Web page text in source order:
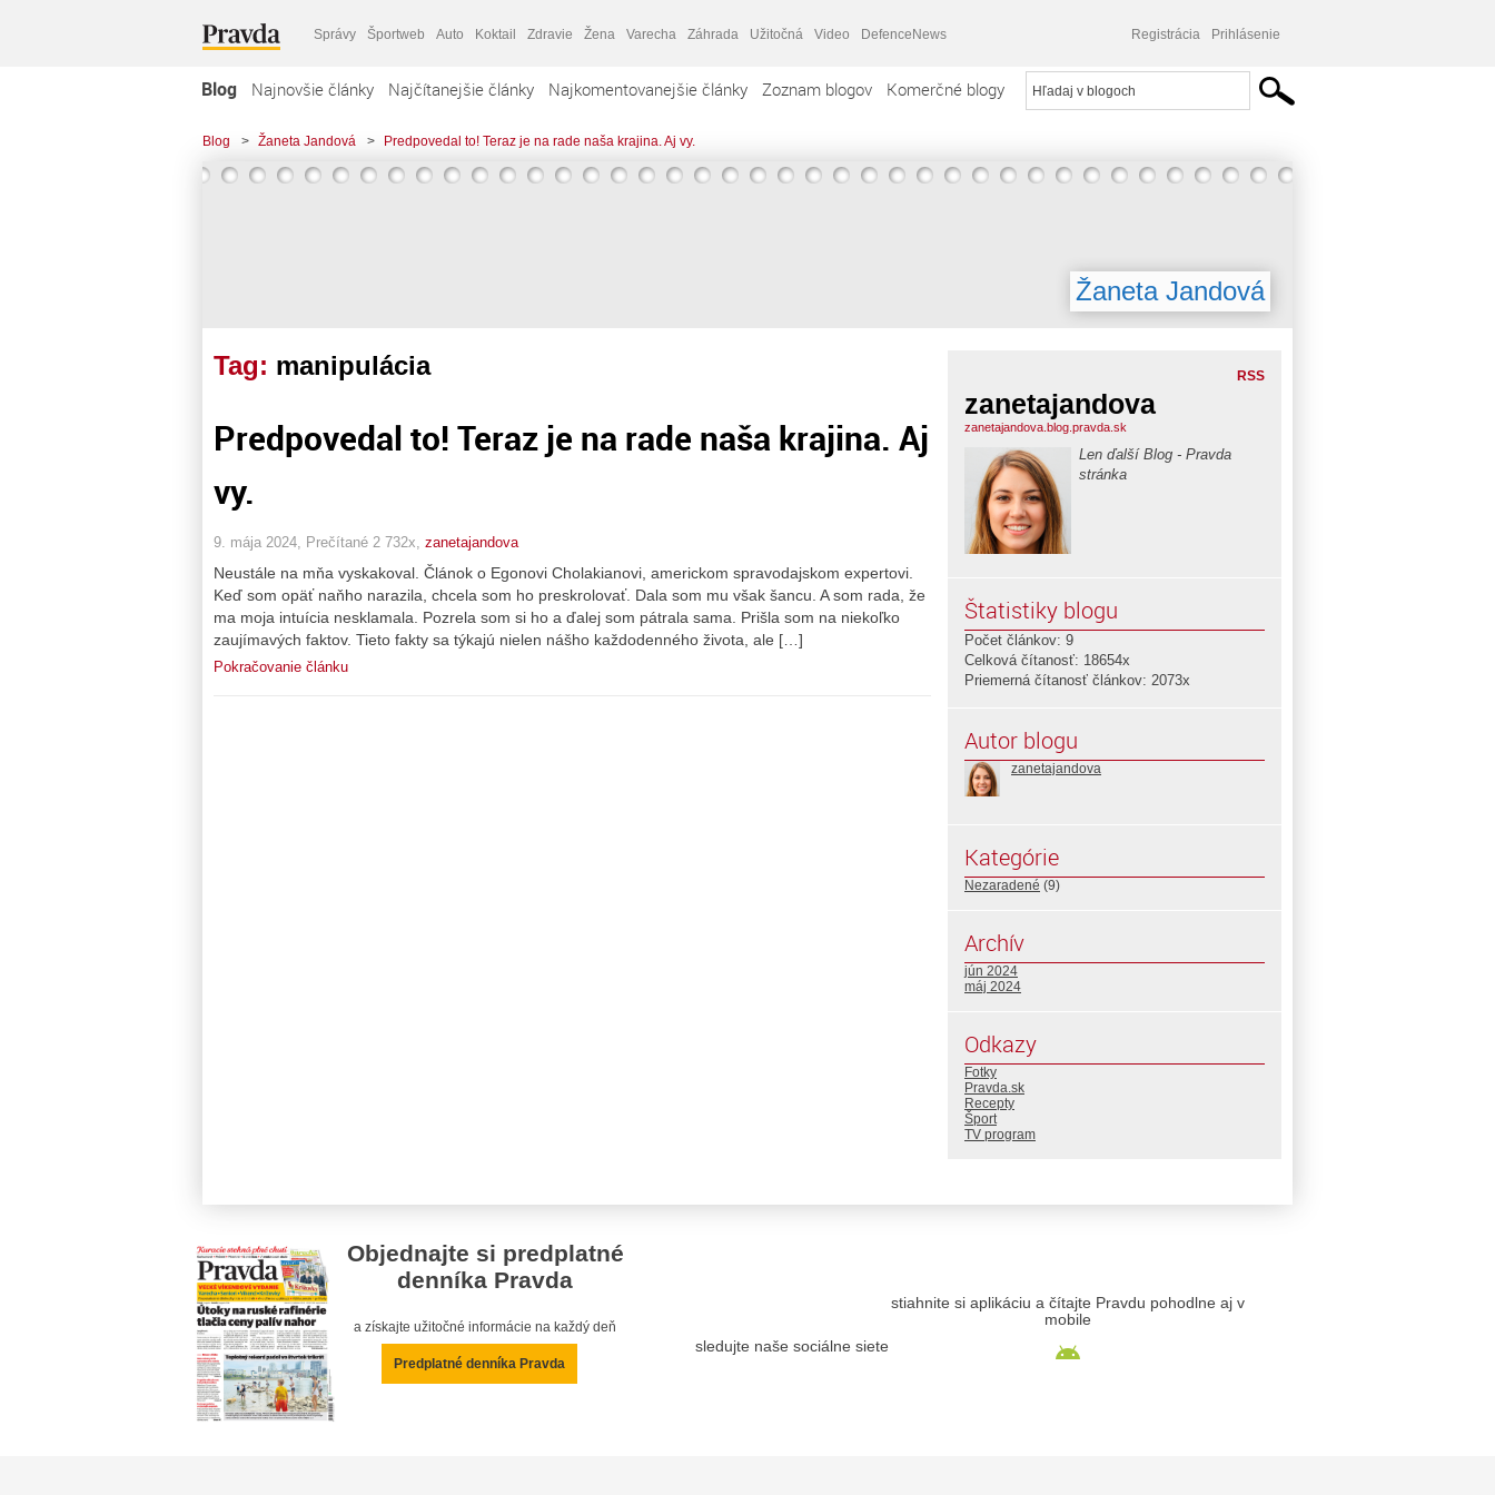
Správy Športweb Auto Koktail Zdravie Žena Varecha Záhrada Užitočná Video DefenceNews Registrácia Prihlásenie
Blog Najnovšie články Najčítanejšie články Najkomentovanejšie články Zoznam blogov Komerčné blogy
Blog > Žaneta Jandová > Predpovedal to! Teraz je na rade naša krajina. Aj vy.
Žaneta Jandová
Tag: manipulácia
Predpovedal to! Teraz je na rade naša krajina. Aj
vy.
9. mája 2024, Prečítané 2 732x, zanetajandova
Neustále na mňa vyskakoval. Článok o Egonovi Cholakianovi, americkom spravodajskom expertovi.
Keď som opäť naňho narazila, chcela som ho preskrolovať. Dala som mu však šancu. A som rada, že
ma moja intuícia nesklamala. Pozrela som si ho a ďalej som pátrala sama. Prišla som na niekoľko
zaujímavých faktov. Tieto fakty sa týkajú nielen nášho každodenného života, ale […]
Pokračovanie článku
RSS
zanetajandova
zanetajandova.blog.pravda.sk
Len ďalší Blog - Pravda
stránka
Štatistiky blogu
Počet článkov: 9
Celková čítanosť: 18654x
Priemerná čítanosť článkov: 2073x
Autor blogu
zanetajandova
Kategórie
Nezaradené (9)
Archív
jún 2024
máj 2024
Odkazy
Fotky
Pravda.sk
Recepty
Šport
TV program
Objednajte si predplatné
denníka Pravda
a získajte užitočné informácie na každý deň
Predplatné denníka Pravda
sledujte naše sociálne siete
stiahnite si aplikáciu a čítajte Pravdu pohodlne aj v
mobile